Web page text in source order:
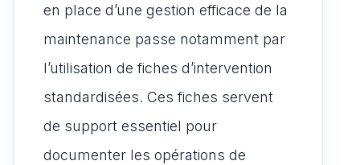
en place d’une gestion efficace de la
maintenance passe notamment par
l’utilisation de fiches d’intervention
standardisées. Ces fiches servent
de support essentiel pour
documenter les opérations de